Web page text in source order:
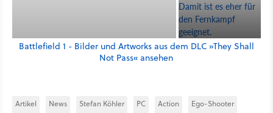
Battlefield 1 - Bilder und Artworks aus dem DLC »They Shall
Not Pass« ansehen
Artikel News Stefan Köhler PC Action Ego-Shooter